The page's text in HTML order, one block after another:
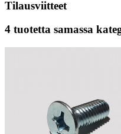
Tilausviitteet
4 tuotetta samassa